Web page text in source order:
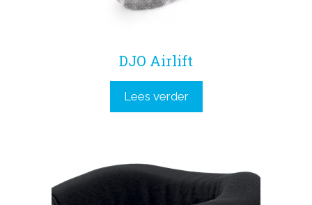
DJO Airlift
Lees verder